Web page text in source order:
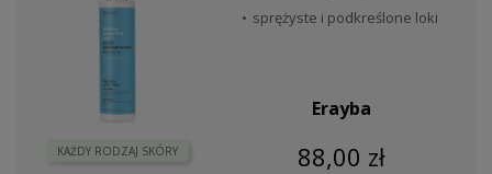
KAŻDY RODZAJ SKÓRY
sprężyste i podkreślone loki
Erayba
88,00 zł